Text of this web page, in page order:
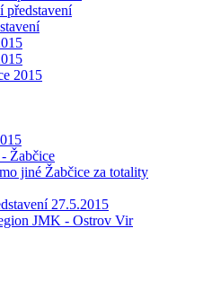
představení
2015
Žabčice
jiné Žabčice za totality
27.5.2015
JMK - Ostrov Vir